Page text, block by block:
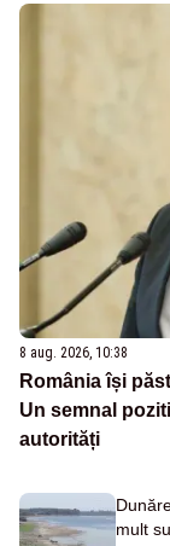
8 aug. 2026, 10:38
România își
Un semnal
autorități
mult